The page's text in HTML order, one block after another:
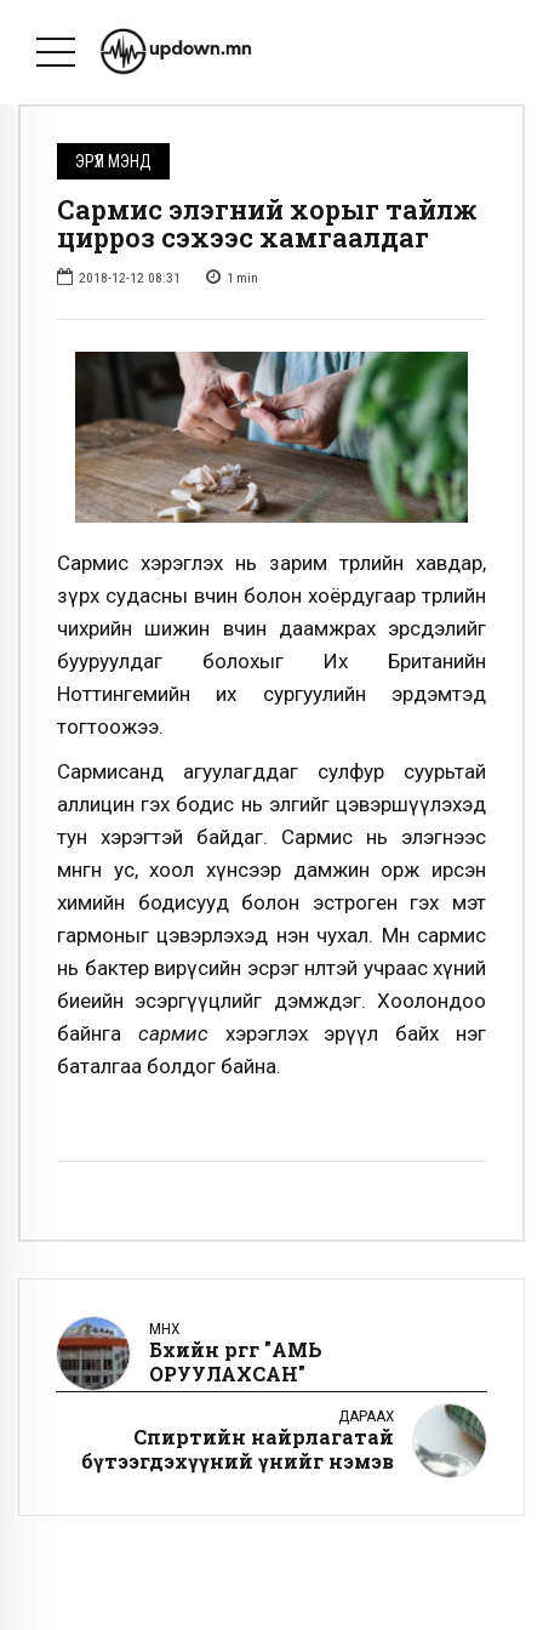
ЭРҮҮЛ МЭНД
Сармис элэгний хорыг тайлж
цирроз үүсэхээс хамгаалдаг
2018-12-12 08:31 1 min
Сармис хэрэглэх нь зарим төрлийн хавдар,
зүрх судасны өвчин болон хоёрдугаар төрлийн
чихрийн шижин өвчин даамжрах эрсдэлийг
бууруулдаг болохыг Их Британийн
Ноттингемийн их сургуулийн эрдэмтэд
тогтоожээ.
Сармисанд агуулагддаг сулфур суурьтай
аллицин гэх бодис нь элгийг цэвэршүүлэхэд
тун хэрэгтэй байдаг. Сармис нь элэгнээс
мөнгөн ус, хоол хүнсээр дамжин орж ирсэн
химийн бодисууд болон эстроген гэх мэт
гармоныг цэвэрлэхэд нэн чухал. Мөн сармис
нь бактер вирүсийн эсрэг нөлөөтэй учраас хүний
биеийн эсэргүүцлийг дэмждэг. Хоолондоо
байнга сармисхэрэглэх эрүүл байх нэг
баталгаа болдог байна.
ӨМНӨХ
Бөхийн өргөөгөө "АМЬ
ОРУУЛАХСАН"
ДАРААХ
Спиртийн найрлагатай
бүтээгдэхүүний үнийг нэмэв